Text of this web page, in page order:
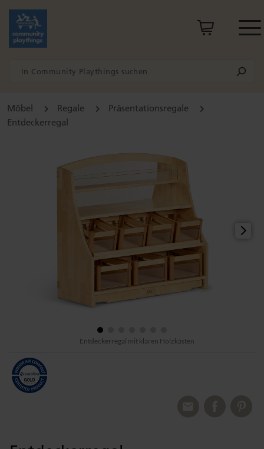
Möbel Regale
Präsentationsregale
Entdeckerregal
Entdeckerregal mit klaren Holzkästen